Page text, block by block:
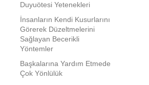
Duyuötesi Yetenekleri
İnsanların Kendi Kusurlarını
Görerek Düzeltmelerini
Sağlayan Becerikli
Yöntemler
Başkalarına Yardım Etmede
Çok Yönlülük